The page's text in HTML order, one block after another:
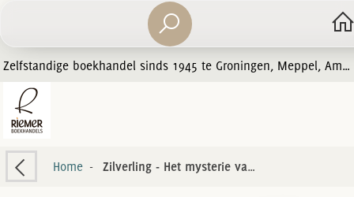
Zelfstandige boekhandel sinds 1945 te Groningen, Meppel, Amersfoort en Zwolle
Home- Zilverling - Het mysterie van Morrigan Crow